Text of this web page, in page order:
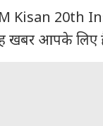
Kisan 20th
खबर आपके लिए